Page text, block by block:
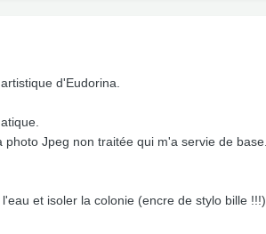
d'Eudorina.
Jpeg non traitée qui m'a servie de base.
et isoler la colonie (encre de stylo bille !!!)